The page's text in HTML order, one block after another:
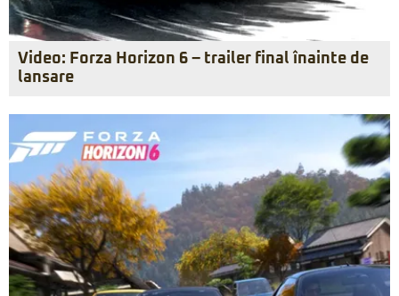
Video: Forza Horizon 6 – trailer final înainte de
lansare